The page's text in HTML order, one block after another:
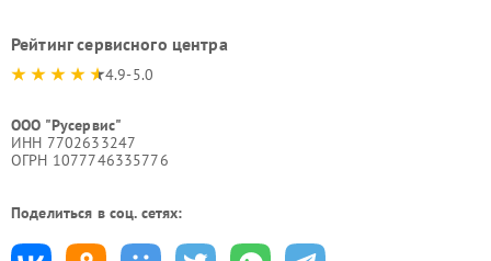
Рейтинг сервисного центра
4.9-5.0
ООО "Русервис"
ИНН 7702633247
ОГРН 1077746335776
Поделиться в соц. сетях: